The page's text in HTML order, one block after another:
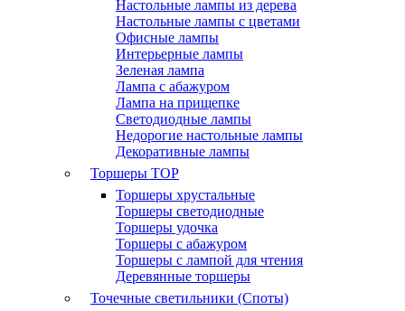
Настольные лампы из дерева
Настольные лампы с цветами
Офисные лампы
Интерьерные лампы
Зеленая лампа
Лампа с абажуром
Лампа на прищепке
Светодиодные лампы
Недорогие настольные лампы
Декоративные лампы
Торшеры TOP
Торшеры хрустальные
Торшеры светодиодные
Торшеры удочка
Торшеры с абажуром
Торшеры с лампой для чтения
Деревянные торшеры
Точечные светильники (Споты)